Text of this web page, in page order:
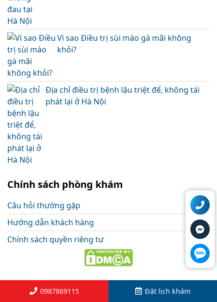
Vì sao Điều trị sùi mào gà mãi không
khỏi?
Địa chỉ điều trị bệnh lậu triệt để, không tái
phát lại ở Hà Nội
Chính sách phòng khám
Câu hỏi thường gặp
Hướng dẫn khách hàng
Chính sách quyền riêng tư
0987869115 Đặt lịch khám